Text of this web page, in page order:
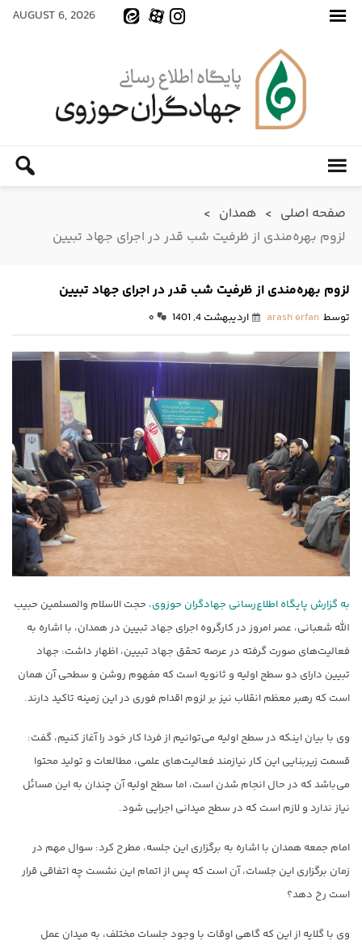
AUGUST 6, 2026
صفحه اصلی > همدان >
لزوم بهره‌مندی از ظرفیت شب قدر در اجرای جهاد تبیین
لزوم بهره‌مندی از ظرفیت شب قدر در اجرای جهاد تبیین
توسط arash erfan اردیبهشت 4, 1401 ۰
به گزارش پایگاه اطلاع‌رسانی جهادگران حوزوی، حجت الاسلام والمسلمین حبیب
الله شعبانی، عصر امروز در کارگروه اجرای جهاد تبیین در همدان، با اشاره به
فعالیت‌های صورت گرفته در عرصه تحقق جهاد تبیین، اظهار داشت: جهاد
تبیین دارای دو سطح اولیه و ثانویه است که مفهوم روشن و سطحی آن همان
است که رهبر معظم انقلاب نیز بر لزوم اقدام فوری در این زمینه تاکید دارند.
وی با بیان اینکه در سطح اولیه می‌توانیم از فردا کار خود را آغاز کنیم، گفت:
قسمت زیربنایی این کار نیازمند فعالیت‌های علمی، مطالعات و تولید محتوا
می‌باشد که در حال انجام شدن است، اما سطح اولیه آن چندان به این مسائل
نیاز ندارد و لازم است که در سطح میدانی اجرایی شود.
امام جمعه همدان با اشاره به برگزاری این جلسه، مطرح کرد: سوال مهم در
زمان برگزاری این جلسات، آن است که پس از اتمام این نشست چه اتفاقی قرار
است رخ دهد؟
وی با گلایه از این که گاهی اوقات با وجود جلسات مختلف، به میدان عمل